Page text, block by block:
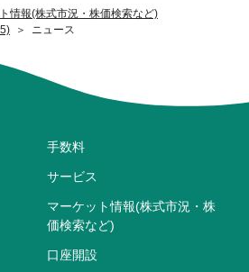
情報(株式市況・株価検索など)
ニュース
手数料
サービス
マーケット情報(株式市況・株
価検索など)
口座開設